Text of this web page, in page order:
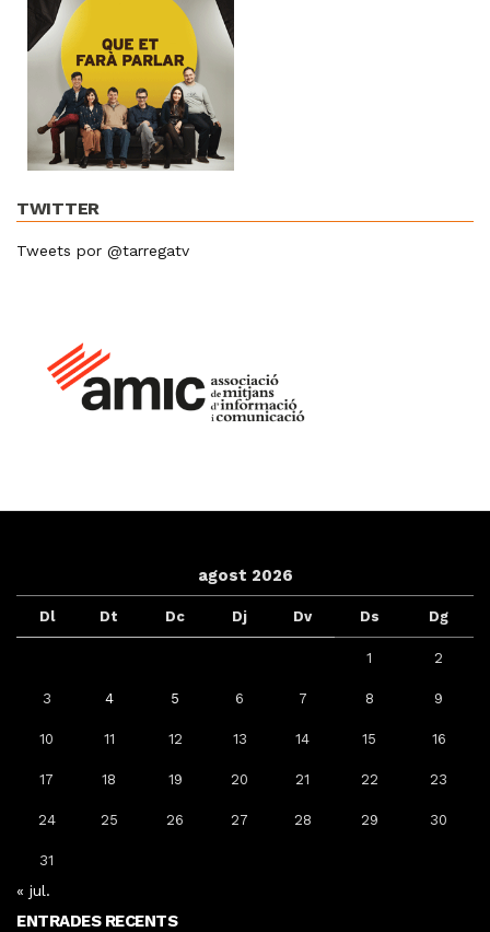
TWITTER
Tweets por @tarregatv
agost 2026
Dl Dt Dc Dj Dv Ds Dg
1 2
3 4 5 6 7 8 9
10 11 12 13 14 15 16
17 18 19 20 21 22 23
24 25 26 27 28 29 30
31
« jul.
ENTRADES RECENTS